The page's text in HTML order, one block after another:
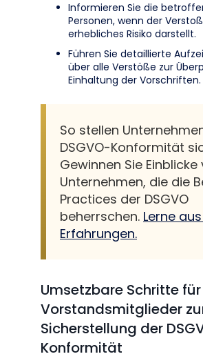
Informieren Sie die
Personen, wenn der
erhebliches Risiko darstellt.
Führen Sie detaillierte
über alle Verstöße zur
Einhaltung der Vorschriften.
So stellen
DSGVO-Konformität
Gewinnen Sie Einblicke
Unternehmen, die die
Practices der DSGVO
beherrschen. Lerne
Erfahrungen.
Umsetzbare Schritte für
Vorstandsmitglieder
Sicherstellung der
Konformität